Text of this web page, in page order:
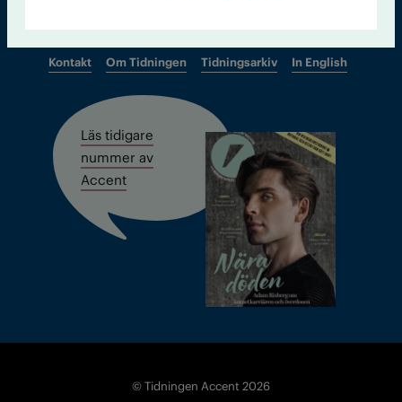
Kontakt Om Tidningen Tidningsarkiv In English
Läs tidigare
nummer av
Accent
© Tidningen Accent 2026